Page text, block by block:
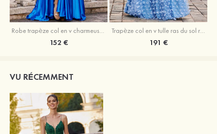
Robe trapèze col en v charmeuse traîne balayage robe de bal
152 €
Trapèze col en v tulle ras du sol robe de bal avec papillon
191 €
VU RÉCEMMENT